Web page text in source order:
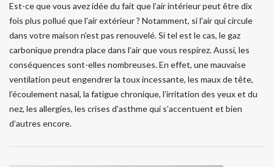
Est-ce que vous avez idée du fait que l’air intérieur peut être dix
fois plus pollué que l’air extérieur ? Notamment, si l’air qui circule
dans votre maison n’est pas renouvelé. Si tel est le cas, le gaz
carbonique prendra place dans l’air que vous respirez. Aussi, les
conséquences sont-elles nombreuses. En effet, une mauvaise
ventilation peut engendrer la toux incessante, les maux de tête,
l’écoulement nasal, la fatigue chronique, l’irritation des yeux et du
nez, les allergies, les crises d’asthme qui s’accentuent et bien
d’autres encore.